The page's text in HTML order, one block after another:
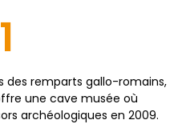
1
des remparts gallo-romains,
une cave musée où
archéologiques en 2009.